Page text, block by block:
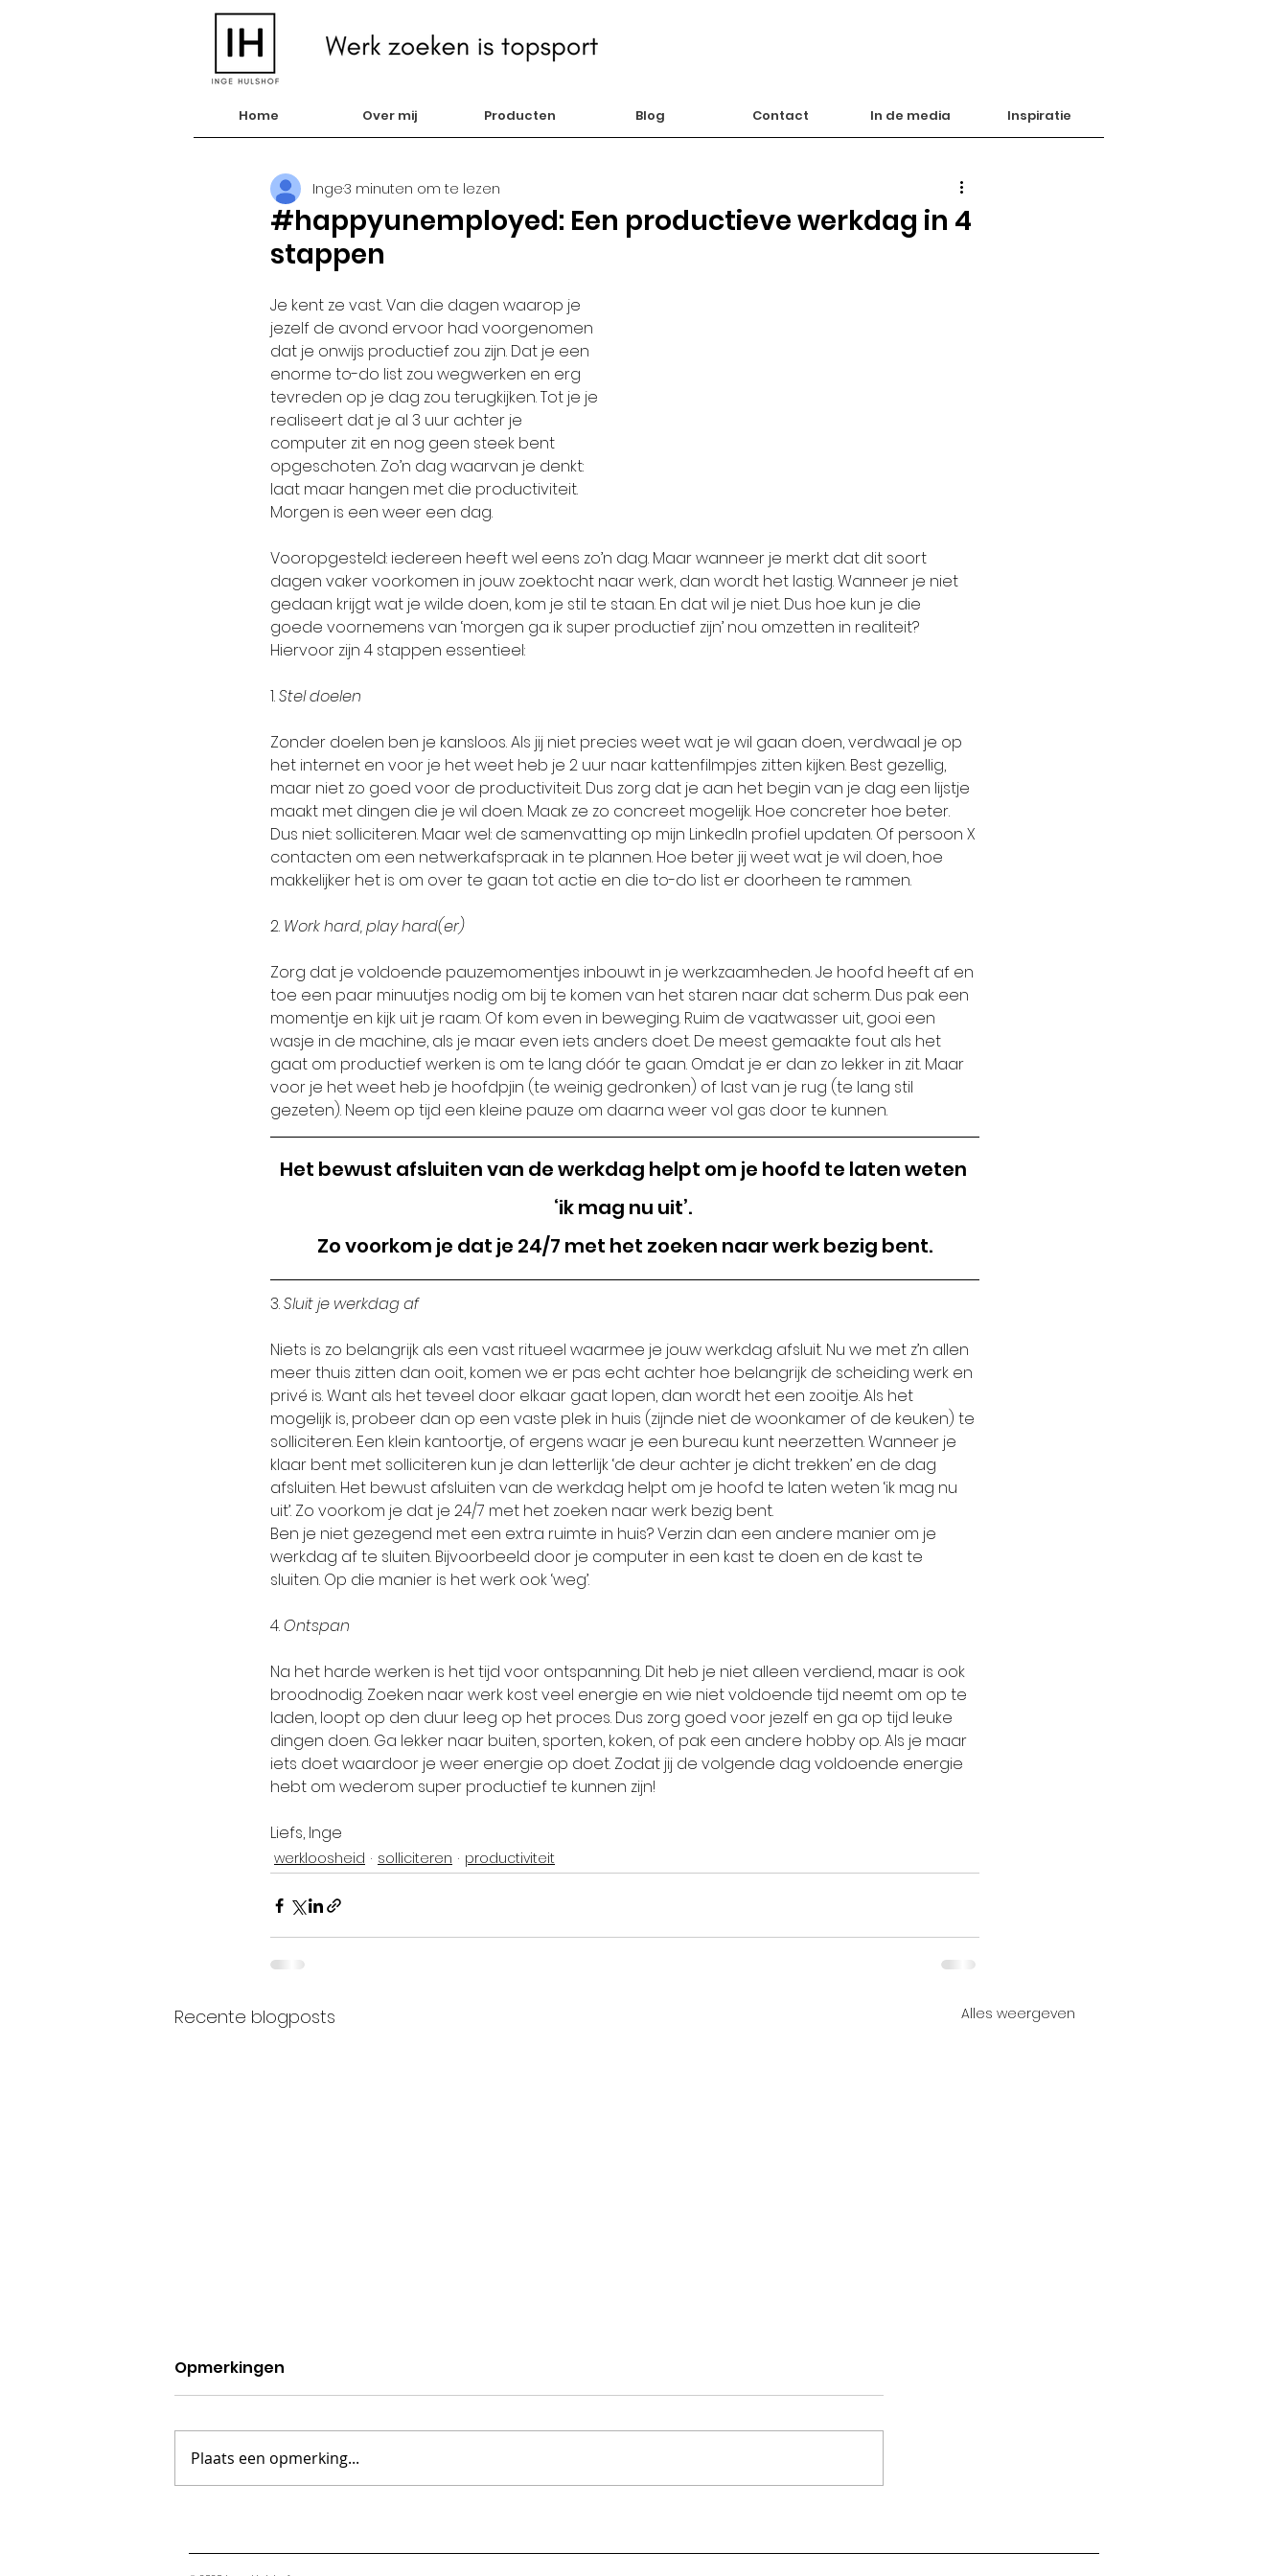
Home Over mij Producten Blog Contact In de media Inspiratie
#happyunemployed: Een productieve werkdag in 4
stappen
Inge3 minuten om te lezen
Je kent ze vast. Van die dagen waarop je
jezelf de avond ervoor had voorgenomen
dat je onwijs productief zou zijn. Dat je een
enorme to-do list zou wegwerken en erg
tevreden op je dag zou terugkijken. Tot je je
realiseert dat je al 3 uur achter je
computer zit en nog geen steek bent
opgeschoten. Zo’n dag waarvan je denkt:
laat maar hangen met die productiviteit.
Morgen is een weer een dag.
Vooropgesteld: iedereen heeft wel eens zo’n dag. Maar wanneer je merkt dat dit soort
dagen vaker voorkomen in jouw zoektocht naar werk, dan wordt het lastig. Wanneer je niet
gedaan krijgt wat je wilde doen, kom je stil te staan. En dat wil je niet. Dus hoe kun je die
goede voornemens van ‘morgen ga ik super productief zijn’ nou omzetten in realiteit?
Hiervoor zijn 4 stappen essentieel:
1. Stel doelen
Zonder doelen ben je kansloos. Als jij niet precies weet wat je wil gaan doen, verdwaal je op
het internet en voor je het weet heb je 2 uur naar kattenfilmpjes zitten kijken. Best gezellig,
maar niet zo goed voor de productiviteit. Dus zorg dat je aan het begin van je dag een lijstje
maakt met dingen die je wil doen. Maak ze zo concreet mogelijk. Hoe concreter hoe beter.
Dus niet: solliciteren. Maar wel: de samenvatting op mijn LinkedIn profiel updaten. Of persoon X
contacten om een netwerkafspraak in te plannen. Hoe beter jij weet wat je wil doen, hoe
makkelijker het is om over te gaan tot actie en die to-do list er doorheen te rammen.
2. Work hard, play hard(er)
Zorg dat je voldoende pauzemomentjes inbouwt in je werkzaamheden. Je hoofd heeft af en
toe een paar minuutjes nodig om bij te komen van het staren naar dat scherm. Dus pak een
momentje en kijk uit je raam. Of kom even in beweging. Ruim de vaatwasser uit, gooi een
wasje in de machine, als je maar even iets anders doet. De meest gemaakte fout als het
gaat om productief werken is om te lang dóór te gaan. Omdat je er dan zo lekker in zit. Maar
voor je het weet heb je hoofdpjin (te weinig gedronken) of last van je rug (te lang stil
gezeten). Neem op tijd een kleine pauze om daarna weer vol gas door te kunnen.
Het bewust afsluiten van de werkdag helpt om je hoofd te laten weten
‘ik mag nu uit’.
Zo voorkom je dat je 24/7 met het zoeken naar werk bezig bent.
3. Sluit je werkdag af
Niets is zo belangrijk als een vast ritueel waarmee je jouw werkdag afsluit. Nu we met z’n allen
meer thuis zitten dan ooit, komen we er pas echt achter hoe belangrijk de scheiding werk en
privé is. Want als het teveel door elkaar gaat lopen, dan wordt het een zooitje. Als het
mogelijk is, probeer dan op een vaste plek in huis (zijnde niet de woonkamer of de keuken) te
solliciteren. Een klein kantoortje, of ergens waar je een bureau kunt neerzetten. Wanneer je
klaar bent met solliciteren kun je dan letterlijk ‘de deur achter je dicht trekken’ en de dag
afsluiten. Het bewust afsluiten van de werkdag helpt om je hoofd te laten weten ‘ik mag nu
uit’. Zo voorkom je dat je 24/7 met het zoeken naar werk bezig bent.
Ben je niet gezegend met een extra ruimte in huis? Verzin dan een andere manier om je
werkdag af te sluiten. Bijvoorbeeld door je computer in een kast te doen en de kast te
sluiten. Op die manier is het werk ook ‘weg’.
4. Ontspan
Na het harde werken is het tijd voor ontspanning. Dit heb je niet alleen verdiend, maar is ook
broodnodig. Zoeken naar werk kost veel energie en wie niet voldoende tijd neemt om op te
laden, loopt op den duur leeg op het proces. Dus zorg goed voor jezelf en ga op tijd leuke
dingen doen. Ga lekker naar buiten, sporten, koken, of pak een andere hobby op. Als je maar
iets doet waardoor je weer energie op doet. Zodat jij de volgende dag voldoende energie
hebt om wederom super productief te kunnen zijn!
Liefs, Inge
werkloosheid solliciteren productiviteit
Recente blogposts Alles weergeven
Opmerkingen
Plaats een opmerking...